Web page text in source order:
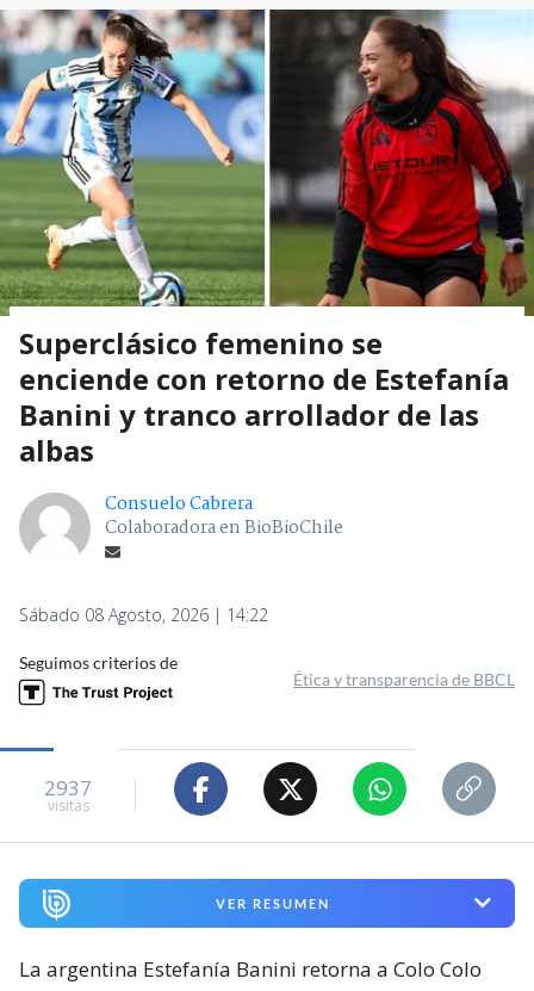
Superclásico femenino se
enciende con retorno de Estefanía
Banini y tranco arrollador de las
albas
Consuelo Cabrera
Colaboradora en BioBioChile
Sábado 08 Agosto, 2026 | 14:22
Seguimos criterios de
Ética y transparencia de BBCL
2937
visitas
VER RESUMEN
La argentina Estefanía Banini retorna a Colo Colo